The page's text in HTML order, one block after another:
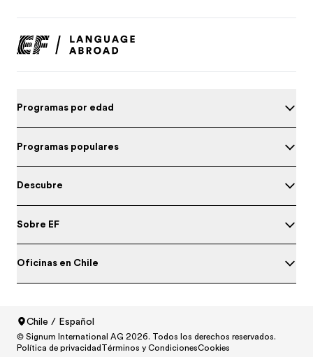
Programas por edad
Programas populares
Descubre
Sobre EF
Oficinas en Chile
Chile / Español
North America/Canada / English
© Signum International AG 2026. Todos los derechos reservados.
Política de privacidadTérminos y CondicionesCookies